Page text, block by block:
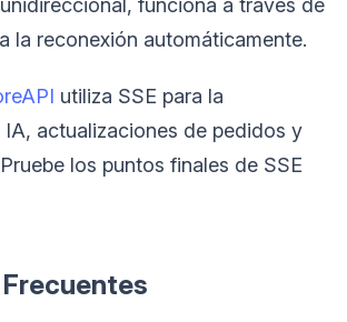
la reconexión automáticamente.
utiliza SSE para la
actualizaciones de pedidos y
los puntos finales de SSE